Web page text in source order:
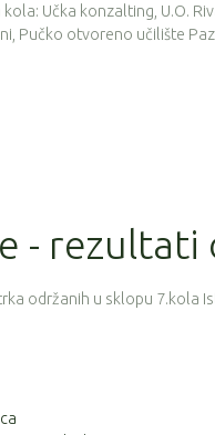
Učka konzalting, U.O.
Pučko otvoreno učilište
- rezultati
održanih u sklopu 7.kola